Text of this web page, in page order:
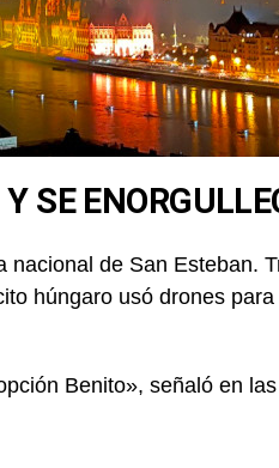
SE
de San Esteban.
húngaro usó drones
Benito», señaló en